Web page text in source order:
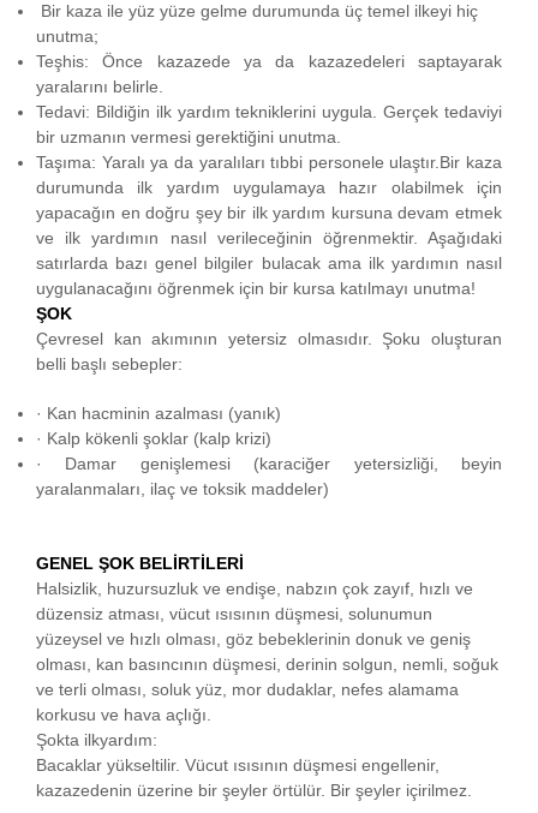
Bir kaza ile yüz yüze gelme durumunda üç temel ilkeyi hiç
unutma;
Teşhis: Önce kazazede ya da kazazedeleri saptayarak
yaralarını belirle.
Tedavi: Bildiğin ilk yardım tekniklerini uygula. Gerçek tedaviyi
bir uzmanın vermesi gerektiğini unutma.
Taşıma: Yaralı ya da yaralıları tıbbi personele ulaştır.Bir kaza
durumunda ilk yardım uygulamaya hazır olabilmek için
yapacağın en doğru şey bir ilk yardım kursuna devam etmek
ve ilk yardımın nasıl verileceğinin öğrenmektir. Aşağıdaki
satırlarda bazı genel bilgiler bulacak ama ilk yardımın nasıl
uygulanacağını öğrenmek için bir kursa katılmayı unutma!
ŞOK
Çevresel kan akımının yetersiz olmasıdır. Şoku oluşturan
belli başlı sebepler:
· Kan hacminin azalması (yanık)
· Kalp kökenli şoklar (kalp krizi)
· Damar genişlemesi (karaciğer yetersizliği, beyin
yaralanmaları, ilaç ve toksik maddeler)
GENEL ŞOK BELİRTİLERİ
Halsizlik, huzursuzluk ve endişe, nabzın çok zayıf, hızlı ve
düzensiz atması, vücut ısısının düşmesi, solunumun
yüzeysel ve hızlı olması, göz bebeklerinin donuk ve geniş
olması, kan basıncının düşmesi, derinin solgun, nemli, soğuk
ve terli olması, soluk yüz, mor dudaklar, nefes alamama
korkusu ve hava açlığı.
Şokta ilkyardım:
Bacaklar yükseltilir. Vücut ısısının düşmesi engellenir,
kazazedenin üzerine bir şeyler örtülür. Bir şeyler içirilmez.